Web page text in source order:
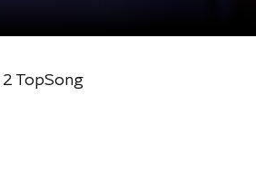
TopSong